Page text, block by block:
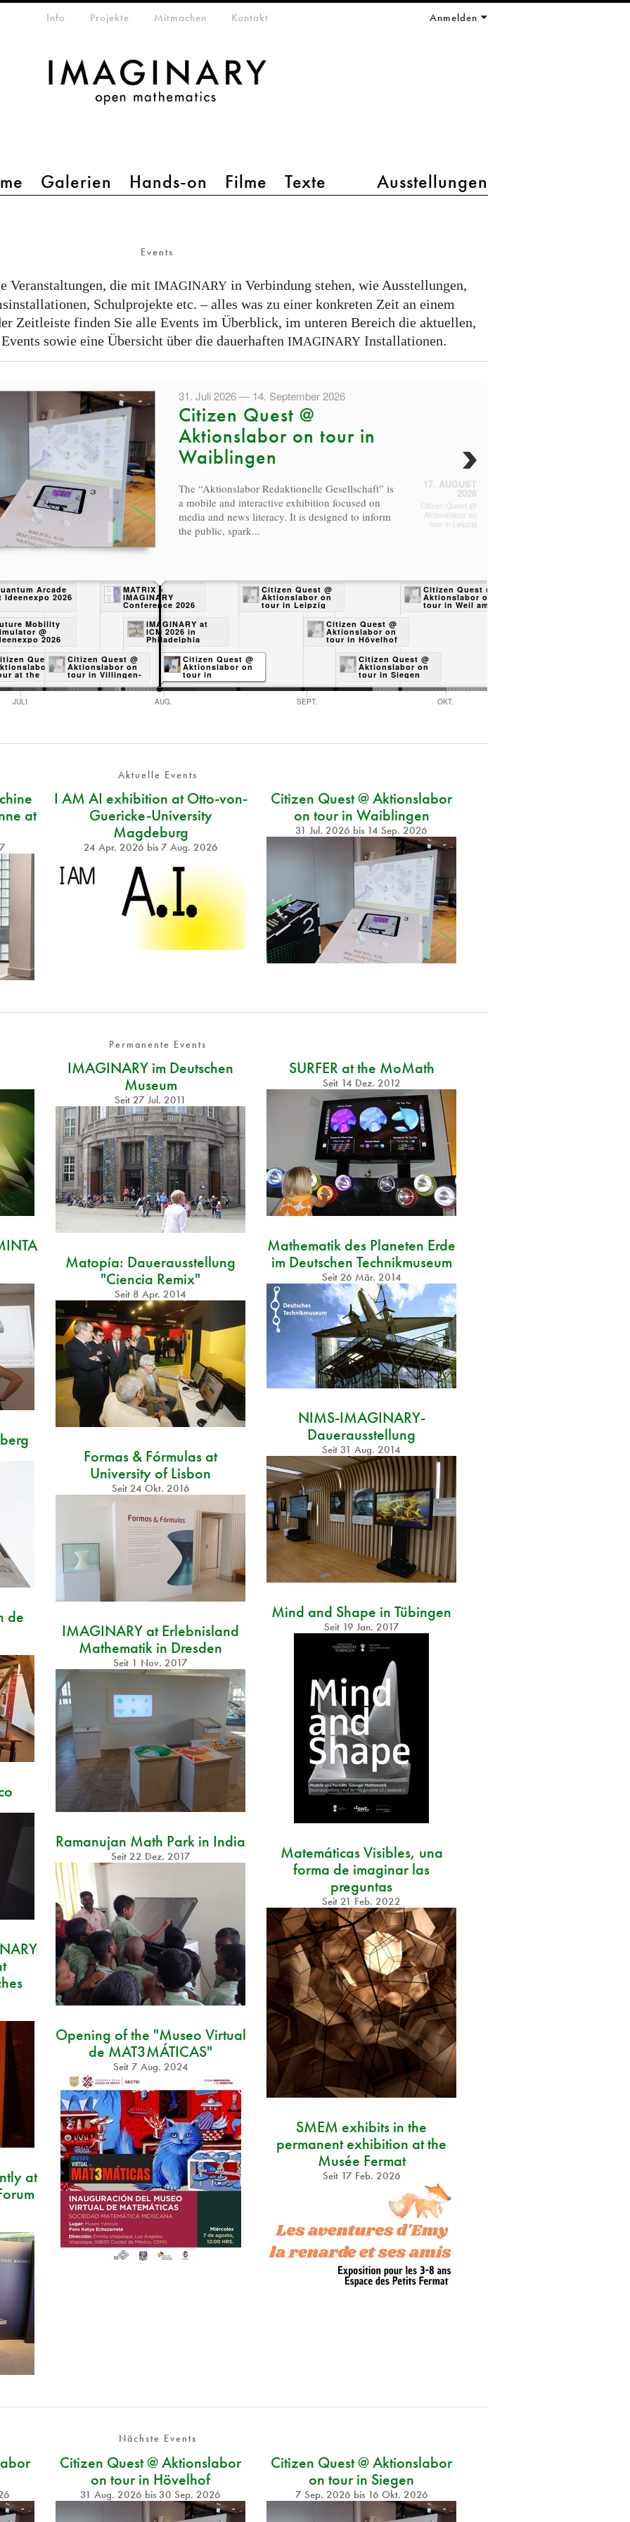
Galerien Hands-on Filme Texte Ausstellungen
Info Projekte Mitmachen Kontakt Anmelden
Events
Veranstaltungen, die mit IMAGINARY in Verbindung stehen, wie Ausstellungen,
Schulprojekte etc. – alles was zu einer konkreten Zeit an einem
Zeitleiste finden Sie alle Events im Überblick, im unteren Bereich die aktuellen,
sowie eine Übersicht über die dauerhaften IMAGINARY Installationen.
31. Juli 2026 — 14. September 2026
Citizen Quest @
Aktionslabor on tour in
Waiblingen
The “Aktionslabor Redaktionelle Gesellschaft” is
a mobile and interactive exhibition focused on
media and news literacy. It is designed to inform
the public, spark...
17. AUGUST
2026
Citizen Quest @
Aktionslabor on
tour in Leipzig
in
at the
of
in
Quest @
on
at the
Open
Arcade
Ideenexpo 2026
Mobility
@
2026
Citizen Quest @
Aktionslabor on
tour in Villingen-
Schwenningen
MATRIX ×
IMAGINARY
Conference 2026
in New York City
IMAGINARY at
ICM 2026 in
Philadelphia
Citizen Quest @
Aktionslabor on
tour in
Waiblingen
Citizen Quest @
Aktionslabor on
tour in Leipzig
Citizen Quest @
Aktionslabor on
tour in Hövelhof
Citizen Quest @
Aktionslabor on
tour in Siegen
Citizen Quest @
Aktionslabor on
tour in Weil am
Rhein
AUG.
JULI SEPT. OKT.
Aktuelle Events
at
I AM AI exhibition at Otto-von-
Guericke-University
Magdeburg
24 Apr. 2026 bis 7 Aug. 2026
Citizen Quest @ Aktionslabor
on tour in Waiblingen
31 Jul. 2026 bis 14 Sep. 2026
Permanente Events
IMAGINARY im Deutschen
Museum
Seit 27 Jul. 2011
SURFER at the MoMath
Seit 14 Dez. 2012
Mathematik des Planeten Erde
im Deutschen Technikmuseum
Seit 26 Mär. 2014
Matopía: Dauerausstellung
"Ciencia Remix"
Seit 8 Apr. 2014
NIMS-IMAGINARY-
Dauerausstellung
Seit 31 Aug. 2014
Formas & Fórmulas at
University of Lisbon
Seit 24 Okt. 2016
Mind and Shape in Tübingen
Seit 19 Jan. 2017
de
IMAGINARY at Erlebnisland
Mathematik in Dresden
Seit 1 Nov. 2017
Ramanujan Math Park in India
Seit 22 Dez. 2017
Matemáticas Visibles, una
forma de imaginar las
preguntas
Seit 21 Feb. 2022
Opening of the "Museo Virtual
de MAT3MÁTICAS"
Seit 7 Aug. 2024
SMEM exhibits in the
permanent exhibition at the
Musée Fermat
Seit 17 Feb. 2026
at
Nächste Events
Citizen Quest @ Aktionslabor
on tour in Hövelhof
31 Aug. 2026 bis 30 Sep. 2026
Citizen Quest @ Aktionslabor
on tour in Siegen
7 Sep. 2026 bis 16 Okt. 2026